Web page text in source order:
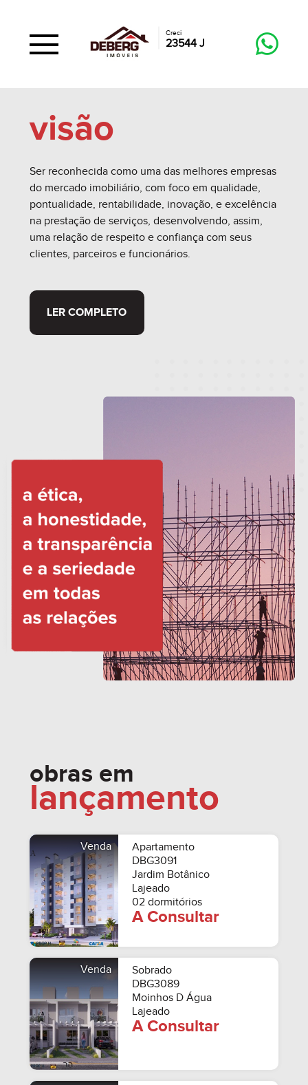
Creci
23544 J
visão
Ser reconhecida como uma das melhores empresas
do mercado imobiliário, com foco em qualidade,
pontualidade, rentabilidade, inovação, e excelência
na prestação de serviços, desenvolvendo, assim,
uma relação de respeito e confiança com seus
clientes, parceiros e funcionários.
LER COMPLETO
obras em
lançamento
Venda
Apartamento
DBG3091
Jardim Botânico
Lajeado
02 dormitórios
A Consultar
Venda
Sobrado
DBG3089
Moinhos D Água
Lajeado
A Consultar